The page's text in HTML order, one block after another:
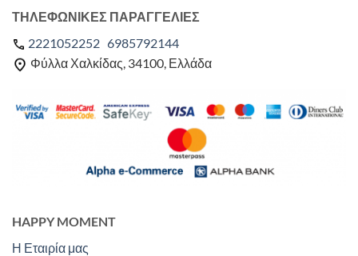
HAPPY MOMENT
Η Εταιρία μας
ΤΗΛΕΦΩΝΙΚΕΣ ΠΑΡΑΓΓΕΛΙΕΣ
2221052252 6985792144
Φύλλα Χαλκίδας, 34100, Ελλάδα